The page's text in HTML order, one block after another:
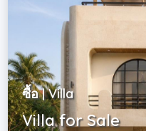
ซื้อ | Villa
Villa for Sale